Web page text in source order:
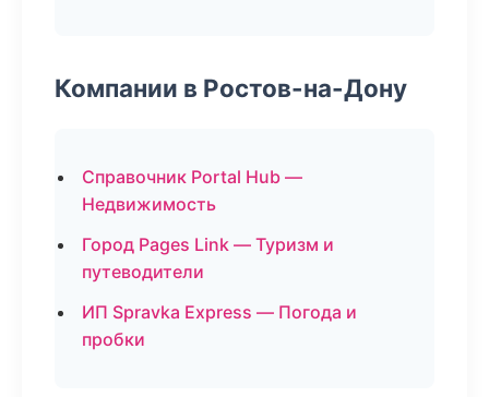
Компании в Ростов-на-Дону
Справочник Portal Hub —
Недвижимость
Город Pages Link — Туризм и
путеводители
ИП Spravka Express — Погода и
пробки